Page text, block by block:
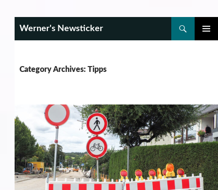
Werner's Newsticker
Category Archives: Tipps